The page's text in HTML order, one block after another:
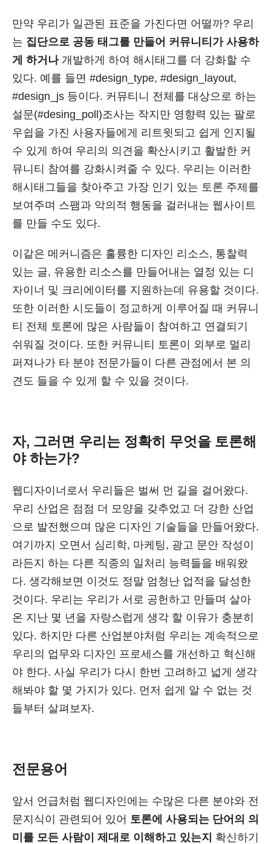
만약 우리가 일관된 표준을 가진다면 어떨까? 우리
는 집단으로 공동 태그를 만들어 커뮤니티가 사용하
게 하거나개발하게 하여 해시태그를 더 강화할 수
있다. 예를 들면 #design_type, #design_layout,
#design_js 등이다. 커뮤티니 전체를 대상으로 하는
설문(#desing_poll)조사는 작지만 영향력 있는 팔로
우쉽을 가진 사용자들에게 리트윗되고 쉽게 인지될
수 있게 하여 우리의 의견을 확산시키고 활발한 커
뮤니티 참여를 강화시켜줄 수 있다. 우리는 이러한
해시태그들을 찾아주고 가장 인기 있는 토론 주제를
보여주며 스팸과 악의적 행동을 걸러내는 웹사이트
를 만들 수도 있다.
이같은 메커니즘은 훌륭한 디자인 리소스, 통찰력
있는 글, 유용한 리소스를 만들어내는 열정 있는 디
자이너 및 크리에이터를 지원하는데 유용할 것이다.
또한 이러한 시도들이 정교하게 이루어질 때 커뮤니
티 전체 토론에 많은 사람들이 참여하고 연결되기
쉬워질 것이다. 또한 커뮤니티 토론이 외부로 멀리
퍼져나가 타 분야 전문가들이 다른 관점에서 본 의
견도 들을 수 있게 할 수 있을 것이다.
자, 그러면 우리는 정확히 무엇을 토론해
야 하는가?
웹디자이너로서 우리들은 벌써 먼 길을 걸어왔다.
우리 산업은 점점 더 모양을 갖추었고 더 강한 산업
으로 발전했으며 많은 디자인 기술들을 만들어왔다.
여기까지 오면서 심리학, 마케팅, 광고 문안 작성이
라든지 하는 다른 직종의 일처리 능력들을 배워왔
다. 생각해보면 이것도 정말 엄청난 업적을 달성한
것이다. 우리는 우리가 서로 공헌하고 만들며 살아
온 지난 몇 년을 자랑스럽게 생각 할 이유가 충분히
있다. 하지만 다른 산업분야처럼 우리는 계속적으로
우리의 업무와 디자인 프로세스를 개선하고 혁신해
야 한다. 사실 우리가 다시 한번 고려하고 넓게 생각
해봐야 할 몇 가지가 있다. 먼저 쉽게 알 수 없는 것
들부터 살펴보자.
전문용어
앞서 언급처럼 웹디자인에는 수많은 다른 분야와 전
문지식이 관련되어 있어 토론에 사용되는 단어의 의
미를 모든 사람이 제대로 이해하고 있는지 확신하기